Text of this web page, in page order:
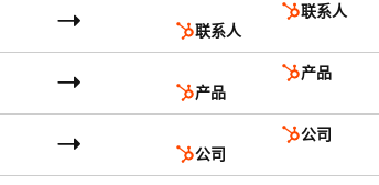
联系人
联系人
产品
产品
公司
公司